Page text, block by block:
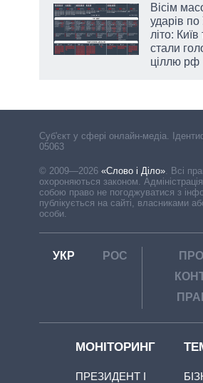
Вісім
ударів по
літо:
стали
ціллю рф
Cуб'єкт у сфері онлайн-медіа.
05063
© 2009—2026 «Слово і Діло»
Всі
охороняються законом.
собою право не погоджуватися з
публікується на сайті, власниками
особи.
УКР РОС
МОНІТОРИНГ
ПРЕЗИДЕНТ І